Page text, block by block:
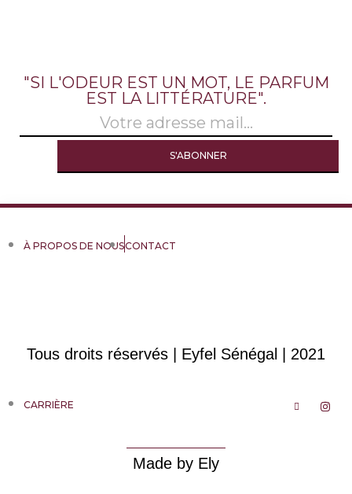
"SI L'ODEUR EST UN MOT, LE PARFUM
EST LA LITTÉRATURE".
À PROPOS DE NOUSCONTACT
Tous droits réservés | Eyfel Sénégal | 2021
CARRIÈRE
Made by Ely